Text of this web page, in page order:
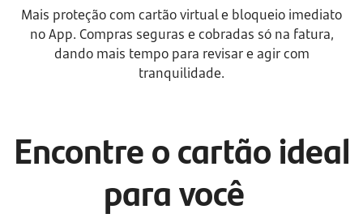
Mais proteção com cartão virtual e bloqueio imediato
no App. Compras seguras e cobradas só na fatura,
dando mais tempo para revisar e agir com
tranquilidade.
Encontre o cartão ideal
para você